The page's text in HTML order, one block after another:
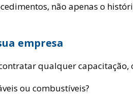
não apenas o
empresa
qualquer
ou combustíveis?